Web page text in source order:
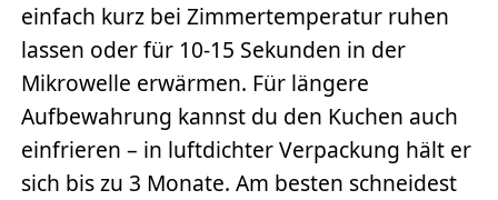
einfach kurz bei Zimmertemperatur ruhen
lassen oder für 10-15 Sekunden in der
Mikrowelle erwärmen. Für längere
Aufbewahrung kannst du den Kuchen auch
einfrieren – in luftdichter Verpackung hält er
sich bis zu 3 Monate. Am besten schneidest